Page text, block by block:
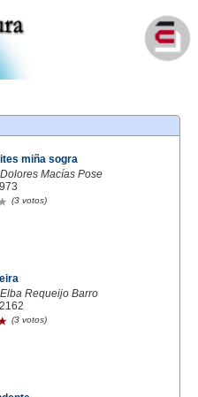
miña sogra
Dolores Macías Pose
973
(3 votos)
Elba Requeijo Barro
2162
(3 votos)